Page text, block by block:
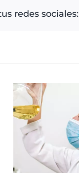
redes sociales: